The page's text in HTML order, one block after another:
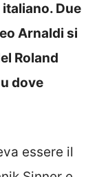
Due
Arnaldi si
Roland
dove
essere il